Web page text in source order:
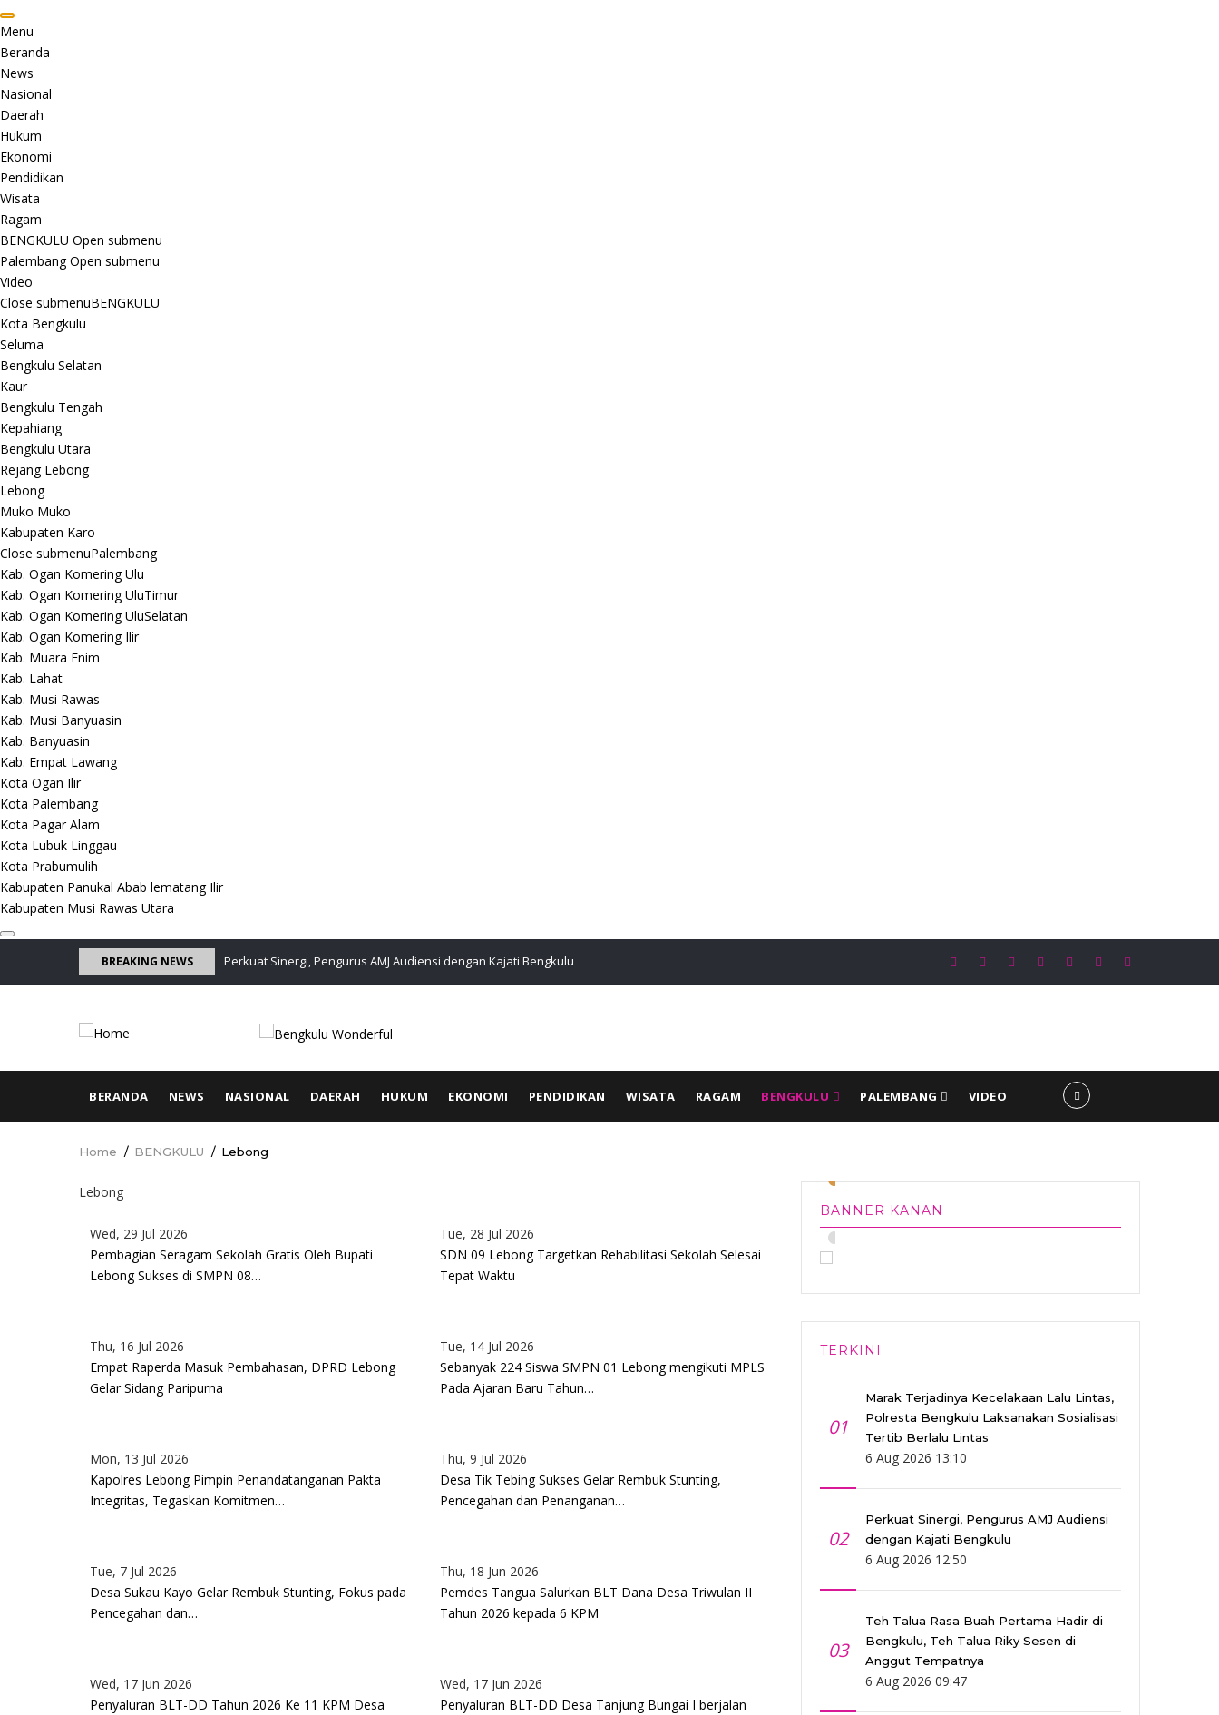
Menu
Beranda
News
Nasional
Daerah
Hukum
Ekonomi
Pendidikan
Wisata
Ragam
BENGKULU Open submenu
Palembang Open submenu
Video
Close submenuBENGKULU
Kota Bengkulu
Seluma
Bengkulu Selatan
Kaur
Bengkulu Tengah
Kepahiang
Bengkulu Utara
Rejang Lebong
Lebong
Muko Muko
Kabupaten Karo
Close submenuPalembang
Kab. Ogan Komering Ulu
Kab. Ogan Komering UluTimur
Kab. Ogan Komering UluSelatan
Kab. Ogan Komering Ilir
Kab. Muara Enim
Kab. Lahat
Kab. Musi Rawas
Kab. Musi Banyuasin
Kab. Banyuasin
Kab. Empat Lawang
Kota Ogan Ilir
Kota Palembang
Kota Pagar Alam
Kota Lubuk Linggau
Kota Prabumulih
Kabupaten Panukal Abab lematang Ilir
Kabupaten Musi Rawas Utara
BREAKING NEWS
Laksanakan Sosialisasi Tertib Perkuat Sinergi, Pengurus AMJ Audiensi dengan Kajati Bengkulu Teh Talua Rasa Buah Pertama Hadir di Bengkulu, Teh Talua Riky Sesen di Anggut
MAIN
BERANDA NEWS NASIONAL DAERAH HUKUM EKONOMI PENDIDIKAN WISATA RAGAM BENGKULU PALEMBANG VIDEO
Breadcrumb
Home / BENGKULU / Lebong
Lebong
Wed, 29 Jul 2026
Pembagian Seragam Sekolah Gratis Oleh Bupati
Lebong Sukses di SMPN 08…
Tue, 28 Jul 2026
SDN 09 Lebong Targetkan Rehabilitasi Sekolah Selesai
Tepat Waktu
Thu, 16 Jul 2026
Empat Raperda Masuk Pembahasan, DPRD Lebong
Gelar Sidang Paripurna
Tue, 14 Jul 2026
Sebanyak 224 Siswa SMPN 01 Lebong mengikuti MPLS
Pada Ajaran Baru Tahun…
Mon, 13 Jul 2026
Kapolres Lebong Pimpin Penandatanganan Pakta
Integritas, Tegaskan Komitmen…
Thu, 9 Jul 2026
Desa Tik Tebing Sukses Gelar Rembuk Stunting,
Pencegahan dan Penanganan…
Tue, 7 Jul 2026
Desa Sukau Kayo Gelar Rembuk Stunting, Fokus pada
Pencegahan dan…
Thu, 18 Jun 2026
Pemdes Tangua Salurkan BLT Dana Desa Triwulan II
Tahun 2026 kepada 6 KPM
Wed, 17 Jun 2026
Penyaluran BLT-DD Tahun 2026 Ke 11 KPM Desa
Wed, 17 Jun 2026
Penyaluran BLT-DD Desa Tanjung Bungai I berjalan
Pagination
BANNER KANAN
•
•
•
TERKINI
01
Marak Terjadinya Kecelakaan Lalu Lintas,
Polresta Bengkulu Laksanakan Sosialisasi
Tertib Berlalu Lintas
6 Aug 2026 13:10
02
Perkuat Sinergi, Pengurus AMJ Audiensi
dengan Kajati Bengkulu
6 Aug 2026 12:50
03
Teh Talua Rasa Buah Pertama Hadir di
Bengkulu, Teh Talua Riky Sesen di
Anggut Tempatnya
6 Aug 2026 09:47